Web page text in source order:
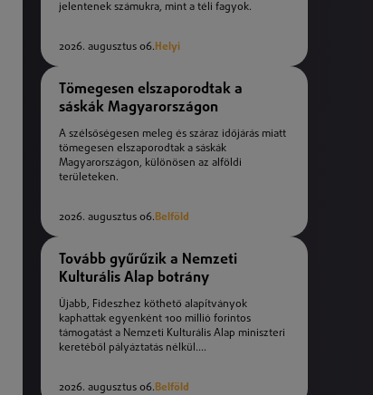
jelentenek számukra, mint a téli fagyok.
2026. augusztus 06. Helyi
Tömegesen elszaporodtak a
sáskák Magyarországon
A szélsőségesen meleg és száraz időjárás miatt
tömegesen elszaporodtak a sáskák
Magyarországon, különösen az alföldi
területeken.
2026. augusztus 06.Belföld
Tovább gyűrűzik a Nemzeti
Kulturális Alap botrány
Újabb, Fideszhez köthető alapítványok
kaphattak egyenként 100 millió forintos
támogatást a Nemzeti Kulturális Alap miniszteri
keretéből pályáztatás nélkül....
2026. augusztus 06.Belföld